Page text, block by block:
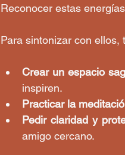
Reconocer estas
Para sintonizar con ellos,
Crear un espacio
inspiren.
Practicar la
Pedir claridad y
amigo cercano.